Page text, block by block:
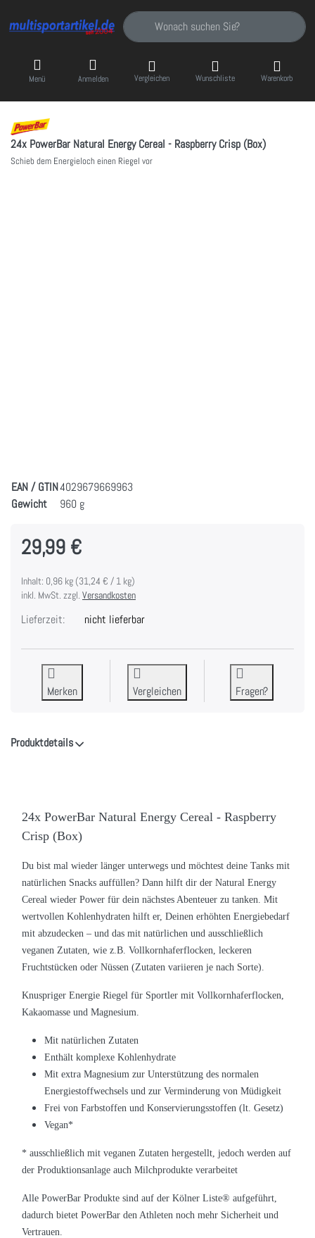
Geben Sie einen Suchbegriff ein. Während
Menü Anmelden Vergleichen Wunschliste Warenkorb
24x PowerBar Natural Energy Cereal - Raspberry Crisp (Box)
Schieb dem Energieloch einen Riegel vor
EAN / GTIN4029679669963
Gewicht
960 g
29,99 €
Inhalt: 0,96 kg (31,24 € / 1 kg)
inkl. MwSt. zzgl. Versandkosten
Lieferzeit: nicht lieferbar
Merken Vergleichen Fragen?
Produktdetails
24x PowerBar Natural Energy Cereal - Raspberry
Crisp (Box)
Du bist mal wieder länger unterwegs und möchtest deine Tanks mit
natürlichen Snacks auffüllen? Dann hilft dir der Natural Energy
Cereal wieder Power für dein nächstes Abenteuer zu tanken. Mit
wertvollen Kohlenhydraten hilft er, Deinen erhöhten Energiebedarf
mit abzudecken – und das mit natürlichen und ausschließlich
veganen Zutaten, wie z.B. Vollkornhaferflocken, leckeren
Fruchtstücken oder Nüssen (Zutaten variieren je nach Sorte).
Knuspriger Energie Riegel für Sportler mit Vollkornhaferflocken,
Kakaomasse und Magnesium.
Mit natürlichen Zutaten
Enthält komplexe Kohlenhydrate
Mit extra Magnesium zur Unterstützung des normalen
Energiestoffwechsels und zur Verminderung von Müdigkeit
Frei von Farbstoffen und Konservierungsstoffen (lt. Gesetz)
Vegan*
* ausschließlich mit veganen Zutaten hergestellt, jedoch werden auf
der Produktionsanlage auch Milchprodukte verarbeitet
Alle PowerBar Produkte sind auf der Kölner Liste® aufgeführt,
dadurch bietet PowerBar den Athleten noch mehr Sicherheit und
Vertrauen.